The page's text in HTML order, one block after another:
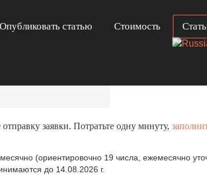
Опубликовать статью Стоимость
заявки. Потратьте одну минуту,
(ориентировочно 19 числа, ежемесячно
до 14.08.2026 г.